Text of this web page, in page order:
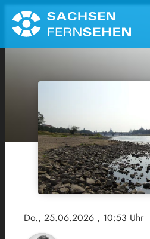
Do., 25.06.2026 , 10:53 Uhr